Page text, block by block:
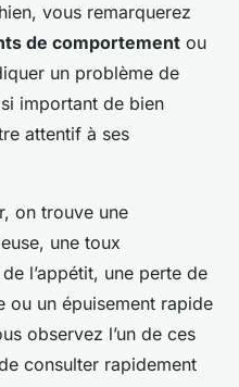
vous remarquerez
de comportement ou
un problème de
important de bien
attentif à ses
on trouve une
une toux
l’appétit, une perte de
ou un épuisement rapide
observez l’un de ces
consulter rapidement